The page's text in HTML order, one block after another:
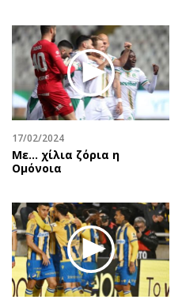
17/02/2024
Με... χίλια ζόρια η
Ομόνοια